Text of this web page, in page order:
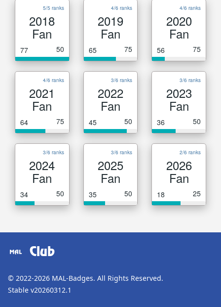
5/5 ranks
2018
Fan
77 50
4/6 ranks
2019
Fan
65 75
4/6 ranks
2020
Fan
56 75
4/6 ranks
2021
Fan
64 75
3/6 ranks
2022
Fan
45 50
3/6 ranks
2023
Fan
36 50
3/6 ranks
2024
Fan
34 50
3/6 ranks
2025
Fan
35 50
2/6 ranks
2026
Fan
18 25
Club
© 2022-2026 MAL-Badges. All Rights Reserved.
Stable v20260312.1